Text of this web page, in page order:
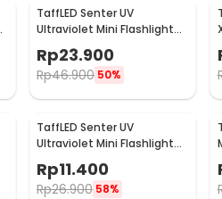
TaffLED Senter UV
Ultraviolet Mini Flashlight
395nm 21 LED - UV-21
Rp23.900
Rp46.900 50%
TaffLED Senter UV
Ultraviolet Mini Flashlight
400nm 9 LED - UV-395
Rp11.400
Rp26.900 58%